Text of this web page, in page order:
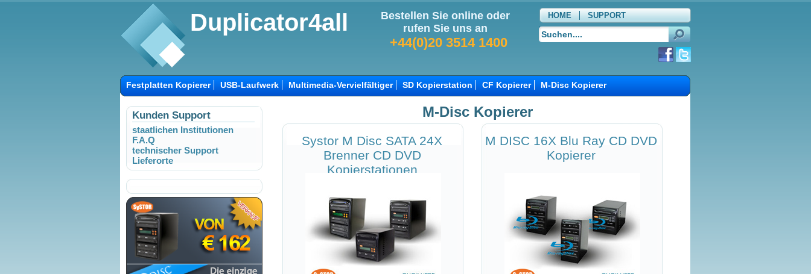
M-Disc Kopierer
Systor M Disc SATA 24X
Brenner CD DVD
Kopierstationen
M DISC 16X Blu Ray CD DVD
Kopierer
Kunden Support
staatlichen Institutionen
F.A.Q
technischer Support
Lieferorte
Festplatten Kopierer USB-Laufwerk Multimedia-Vervielfältiger SD Kopierstation CF Kopierer M-Disc Kopierer
Duplicator4all
Bestellen Sie online oder
rufen Sie uns an
+44(0)20 3514 1400
HOME
SUPPORT
WARENKORB